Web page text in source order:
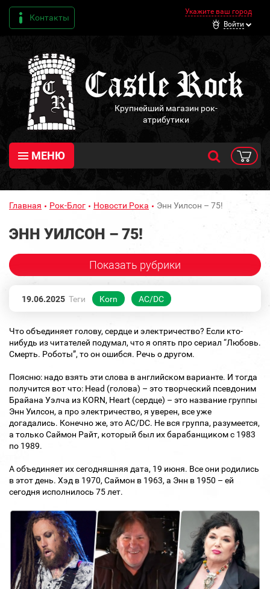
Контакты
Укажите ваш город
Войти
Крупнейший магазин рок-
атрибутики
МЕНЮ
Главная Рок-Блог Новости Рока Энн Уилсон – 75!
ЭНН УИЛСОН – 75!
Показать рубрики
19.06.2025 Теги Korn AC/DC
Что объединяет голову, сердце и электричество? Если кто-
нибудь из читателей подумал, что я опять про сериал “Любовь.
Смерть. Роботы”, то он ошибся. Речь о другом.
Поясню: надо взять эти слова в английском варианте. И тогда
получится вот что: Head (голова) – это творческий псевдоним
Брайана Уэлча из KORN, Heart (сердце) – это название группы
Энн Уилсон, а про электричество, я уверен, все уже
догадались. Конечно же, это AC/DC. Не вся группа, разумеется,
а только Саймон Райт, который был их барабанщиком с 1983
по 1989.
А объединяет их сегодняшняя дата, 19 июня. Все они родились
в этот день. Хэд в 1970, Саймон в 1963, а Энн в 1950 – ей
сегодня исполнилось 75 лет.